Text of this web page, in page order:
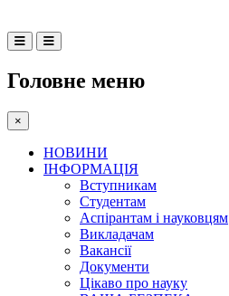
Головне меню
×
НОВИНИ
ІНФОРМАЦІЯ
Вступникам
Студентам
Аспірантам і науковцям
Викладачам
Вакансії
Документи
Цікаво про науку